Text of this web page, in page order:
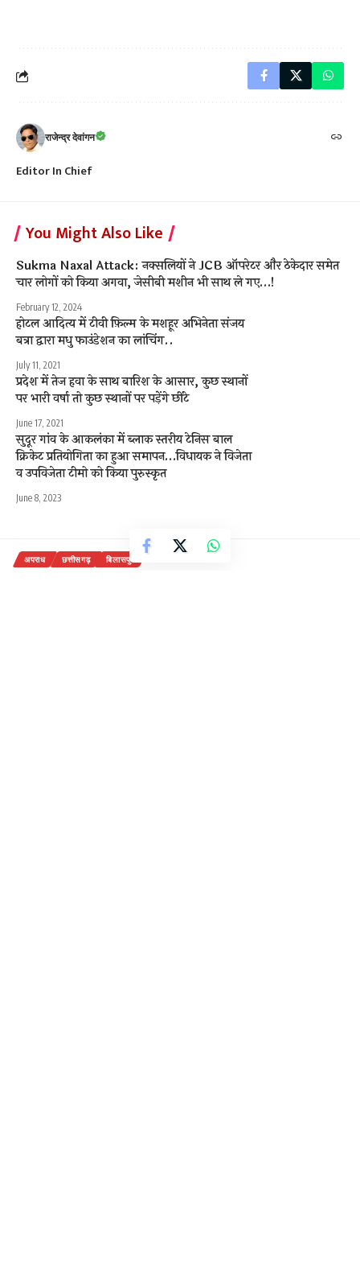
राजेन्द्र देवांगन
Editor In Chief
You Might Also Like
Sukma Naxal Attack: नक्सलियों ने JCB ऑपरेटर और ठेकेदार समेत
चार लोगों को किया अगवा, जेसीबी मशीन भी साथ ले गए…!
February 12, 2024
होटल आदित्य में टीवी फ़िल्म के मशहूर अभिनेता संजय
बत्रा द्वारा मधु फाउंडेशन का लांचिंग..
July 11, 2021
प्रदेश में तेज हवा के साथ बारिश के आसार, कुछ स्थानों
पर भारी वर्षा तो कुछ स्थानों पर पड़ेंगे छींटे
June 17, 2021
सुदूर गांव के आकलंका में ब्लाक स्तरीय टेनिस बाल
क्रिकेट प्रतियोगिता का हुआ समापन…विधायक ने विजेता
व उपविजेता टीमो को किया पुरुस्कृत
June 8, 2023
अपराध छत्तीसगढ़ बिलासपुर